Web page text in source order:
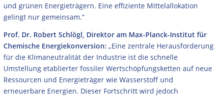
und grünen Energieträgern. Eine effiziente Mittelallokation
gelingt nur gemeinsam.“
Prof. Dr. Robert Schlögl, Direktor am Max-Planck-Institut für
Chemische Energiekonversion: „Eine zentrale Herausforderung
für die Klimaneutralität der Industrie ist die schnelle
Umstellung etablierter fossiler Wertschöpfungsketten auf neue
Ressourcen und Energieträger wie Wasserstoff und
erneuerbare Energien. Dieser Fortschritt wird jedoch